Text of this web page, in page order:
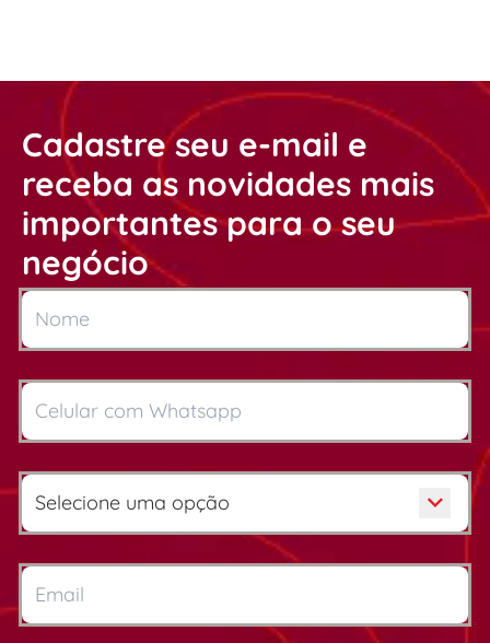
Cadastre seu e-mail e
receba as novidades mais
importantes para o seu
negócio